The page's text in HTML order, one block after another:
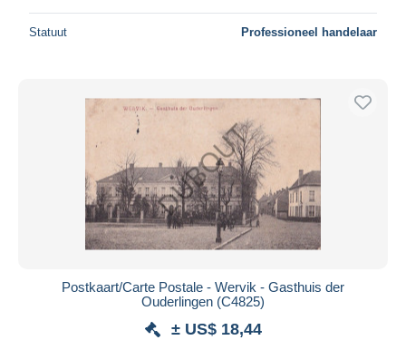
Statuut Professioneel handelaar
Postkaart/Carte Postale - Wervik - Gasthuis der
Ouderlingen (C4825)
± US$ 18,44